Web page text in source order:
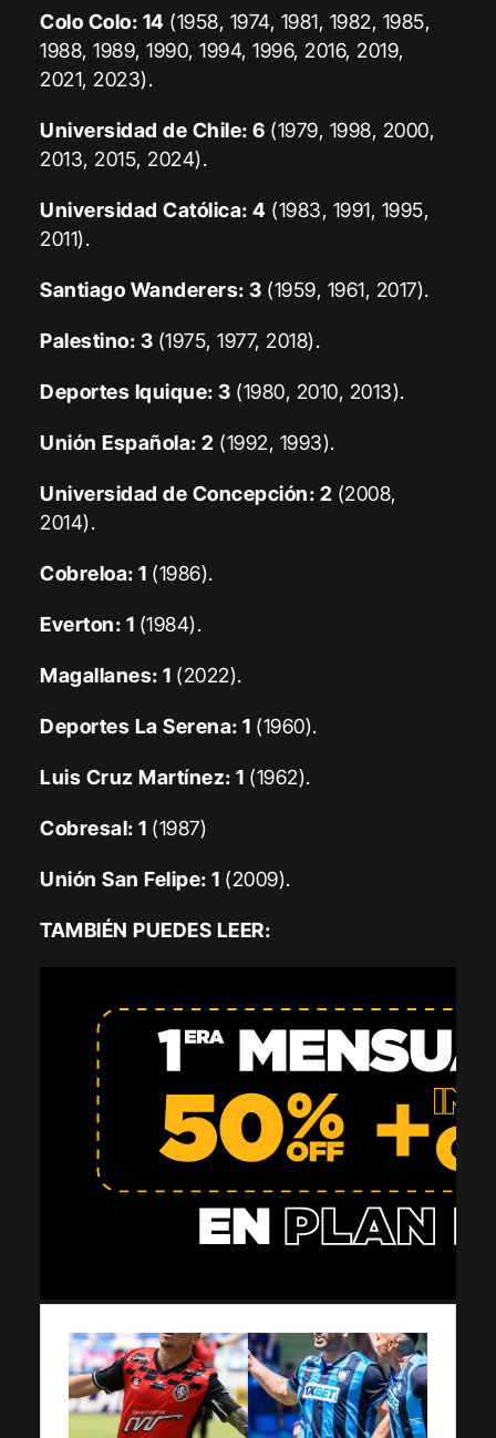
Colo Colo: 14 (1958, 1974, 1981, 1982, 1985,
1988, 1989, 1990, 1994, 1996, 2016, 2019,
2021, 2023).
Universidad de Chile: 6 (1979, 1998, 2000,
2013, 2015, 2024).
Universidad Católica: 4 (1983, 1991, 1995,
2011).
Santiago Wanderers: 3 (1959, 1961, 2017).
Palestino: 3 (1975, 1977, 2018).
Deportes Iquique: 3 (1980, 2010, 2013).
Unión Española: 2 (1992, 1993).
Universidad de Concepción: 2 (2008,
2014).
Cobreloa: 1 (1986).
Everton: 1 (1984).
Magallanes: 1 (2022).
Deportes La Serena: 1 (1960).
Luis Cruz Martínez: 1 (1962).
Cobresal: 1 (1987)
Unión San Felipe: 1 (2009).
TAMBIÉN PUEDES LEER: